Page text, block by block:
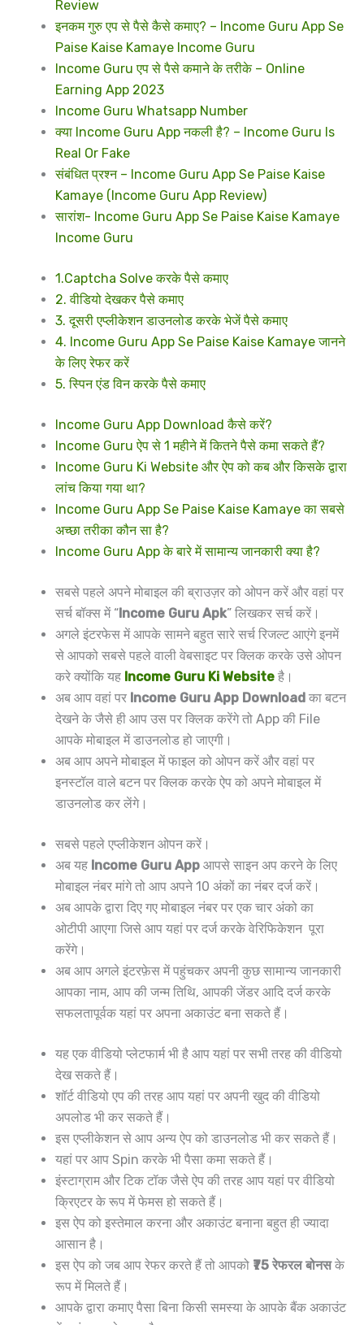
Review
इनकम गुरु एप से पैसे कैसे कमाए? – Income Guru App Se
Paise Kaise Kamaye Income Guru
Income Guru एप से पैसे कमाने के तरीके – Online
Earning App 2023
Income Guru Whatsapp Number
क्या Income Guru App नकली है? – Income Guru Is
Real Or Fake
संबंधित प्रश्न – Income Guru App Se Paise Kaise
Kamaye (Income Guru App Review)
सारांश- Income Guru App Se Paise Kaise Kamaye
Income Guru
1.Captcha Solve करके पैसे कमाए
2. वीडियो देखकर पैसे कमाए
3. दूसरी एप्लीकेशन डाउनलोड करके भेजें पैसे कमाए
4. Income Guru App Se Paise Kaise Kamaye जानने
के लिए रेफर करें
5. स्पिन एंड विन करके पैसे कमाए
Income Guru App Download कैसे करें?
Income Guru ऐप से 1 महीने में कितने पैसे कमा सकते हैं?
Income Guru Ki Website और ऐप को कब और किसके द्वारा
लांच किया गया था?
Income Guru App Se Paise Kaise Kamaye का सबसे
अच्छा तरीका कौन सा है?
Income Guru App के बारे में सामान्य जानकारी क्या है?
सबसे पहले अपने मोबाइल की ब्राउज़र को ओपन करें और वहां पर
सर्च बॉक्स में “Income Guru Apk” लिखकर सर्च करें।
अगले इंटरफेस में आपके सामने बहुत सारे सर्च रिजल्ट आएंगे इनमें
से आपको सबसे पहले वाली वेबसाइट पर क्लिक करके उसे ओपन
करे क्योंकि यह Income Guru Ki Website है।
अब आप वहां पर Income Guru App Download का बटन
देखने के जैसे ही आप उस पर क्लिक करेंगे तो App की File
आपके मोबाइल में डाउनलोड हो जाएगी।
अब आप अपने मोबाइल में फाइल को ओपन करें और वहां पर
इनस्टॉल वाले बटन पर क्लिक करके ऐप को अपने मोबाइल में
डाउनलोड कर लेंगे।
सबसे पहले एप्लीकेशन ओपन करें।
अब यह Income Guru App आपसे साइन अप करने के लिए
मोबाइल नंबर मांगे तो आप अपने 10 अंकों का नंबर दर्ज करें।
अब आपके द्वारा दिए गए मोबाइल नंबर पर एक चार अंको का
ओटीपी आएगा जिसे आप यहां पर दर्ज करके वेरिफिकेशन पूरा
करेंगे।
अब आप अगले इंटरफ़ेस में पहुंचकर अपनी कुछ सामान्य जानकारी
आपका नाम, आप की जन्म तिथि, आपकी जेंडर आदि दर्ज करके
सफलतापूर्वक यहां पर अपना अकाउंट बना सकते हैं।
यह एक वीडियो प्लेटफार्म भी है आप यहां पर सभी तरह की वीडियो
देख सकते हैं।
शॉर्ट वीडियो एप की तरह आप यहां पर अपनी खुद की वीडियो
अपलोड भी कर सकते हैं।
इस एप्लीकेशन से आप अन्य ऐप को डाउनलोड भी कर सकते हैं।
यहां पर आप Spin करके भी पैसा कमा सकते हैं।
इंस्टाग्राम और टिक टॉक जैसे ऐप की तरह आप यहां पर वीडियो
क्रिएटर के रूप में फेमस हो सकते हैं।
इस ऐप को इस्तेमाल करना और अकाउंट बनाना बहुत ही ज्यादा
आसान है।
इस ऐप को जब आप रेफर करते हैं तो आपको ₹75 रेफरल बोनसके
रूप में मिलते हैं।
आपके द्वारा कमाए पैसा बिना किसी समस्या के आपके बैंक अकाउंट